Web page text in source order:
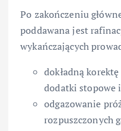
Po zakończeniu
poddawana jest
wykańczających
dokładną
dodatki stopowe
odgazowanie
rozpuszczonych